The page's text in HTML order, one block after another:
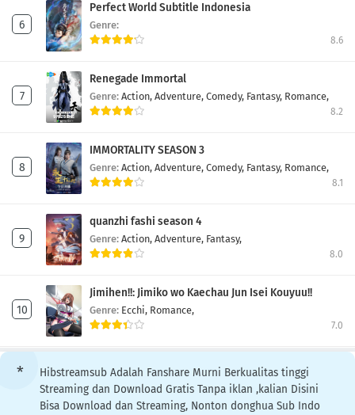
Perfect World Subtitle Indonesia
Genre:
8.6
Renegade Immortal
Genre: Action, Adventure, Comedy, Fantasy, Romance,
8.2
IMMORTALITY SEASON 3
Genre: Action, Adventure, Comedy, Fantasy, Romance,
8.1
quanzhi fashi season 4
Genre: Action, Adventure, Fantasy,
8.0
Jimihen!!: Jimiko wo Kaechau Jun Isei Kouyuu!!
Genre: Ecchi, Romance,
7.0
Hibstreamsub Adalah Fanshare Murni Berkualitas tinggi
Streaming dan Download Gratis Tanpa iklan ,kalian Disini
Bisa Download dan Streaming, Nonton donghua Sub Indo